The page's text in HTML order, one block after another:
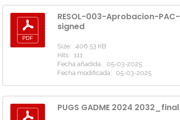
RESOL-003-Aprobacion-PAC-
signed
Size: 406.53 KB
Hits:
111
Fecha añadida:
05-03-2025
Fecha modificada:
05-03-2025
PUGS GADME 2024 2032_final